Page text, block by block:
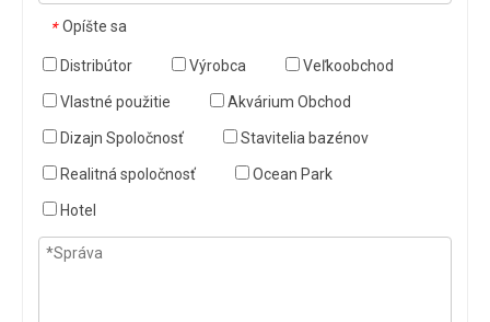
* Opíšte sa
Distribútor Výrobca Veľkoobchod
Vlastné použitie Akvárium Obchod
Dizajn Spoločnosť Stavitelia bazénov
Realitná spoločnosť Ocean Park
Hotel